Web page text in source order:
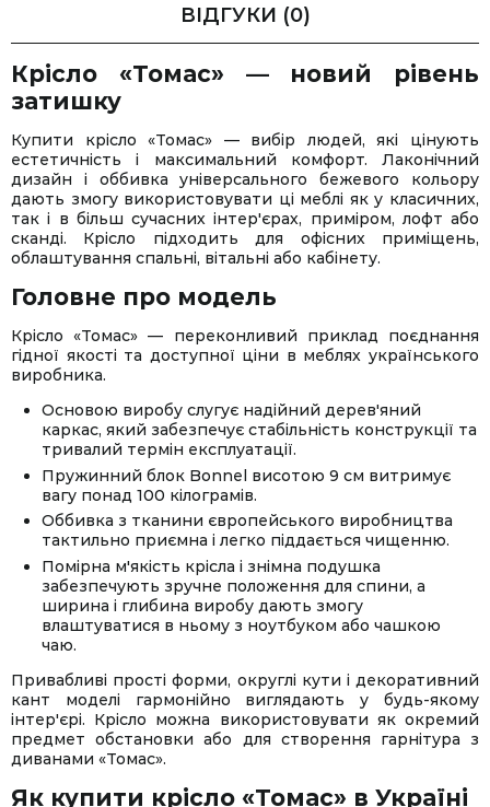
ВІДГУКИ (0)
Крісло «Томас» — новий рівень
затишку
Купити крісло «Томас» — вибір людей, які цінують
естетичність і максимальний комфорт. Лаконічний
дизайн і оббивка універсального бежевого кольору
дають змогу використовувати ці меблі як у класичних,
так і в більш сучасних інтер'єрах, приміром, лофт або
сканді. Крісло підходить для офісних приміщень,
облаштування спальні, вітальні або кабінету.
Головне про модель
Крісло «Томас» — переконливий приклад поєднання
гідної якості та доступної ціни в меблях українського
виробника.
Основою виробу слугує надійний дерев'яний
каркас, який забезпечує стабільність конструкції та
тривалий термін експлуатації.
Пружинний блок Bonnel висотою 9 см витримує
вагу понад 100 кілограмів.
Оббивка з тканини європейського виробництва
тактильно приємна і легко піддається чищенню.
Помірна м'якість крісла і знімна подушка
забезпечують зручне положення для спини, а
ширина і глибина виробу дають змогу
влаштуватися в ньому з ноутбуком або чашкою
чаю.
Привабливі прості форми, округлі кути і декоративний
кант моделі гармонійно виглядають у будь-якому
інтер'єрі. Крісло можна використовувати як окремий
предмет обстановки або для створення гарнітура з
диванами «Томас».
Як купити крісло «Томас» в Україні